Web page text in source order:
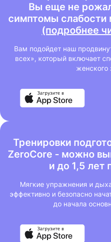
Вы еще не
симптомы слабости
(подробнее
Вам подойдет наш
всех», который включает
женского
Тренировки
ZeroCore - можно
и до 1,5 лет
Мягкие упражнения и
эффективно и безопасно
до начала